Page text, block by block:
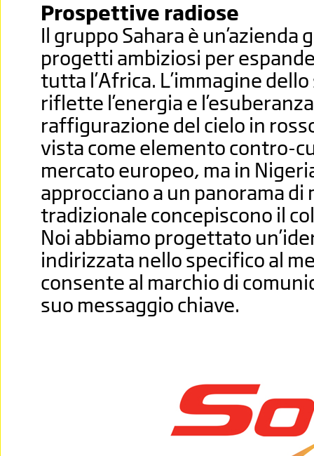
Prospettive radiose
Il gruppo Sahara è un’azienda
progetti ambiziosi per
tutta l’Africa. L’immagine
riflette l’energia e
raffigurazione del cielo in
vista come elemento contro-
mercato europeo, ma in
approcciano a un panorama di
tradizionale concepiscono il
Noi abbiamo progettato
indirizzata nello specifico al
consente al marchio di
suo messaggio chiave.